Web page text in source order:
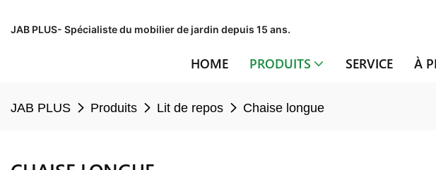
JAB PLUS- Spécialiste du mobilier de jardin depuis 15 ans.
HOME PRODUITS SERVICE À
JAB PLUS Produits Lit de repos Chaise longue